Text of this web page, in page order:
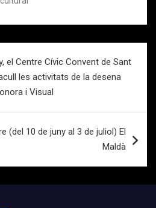
el Centre Cívic Convent de Sant
les activitats de la desena
i Visual
(del 10 de juny al 3 de juliol) El
Maldà